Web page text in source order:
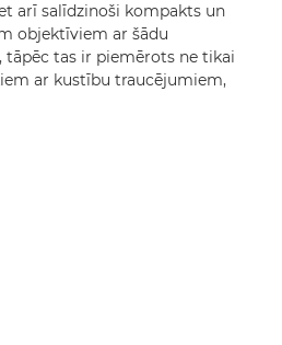
arī salīdzinoši kompakts un
objektīviem ar šādu
tas ir piemērots ne tikai
ar kustību traucējumiem,